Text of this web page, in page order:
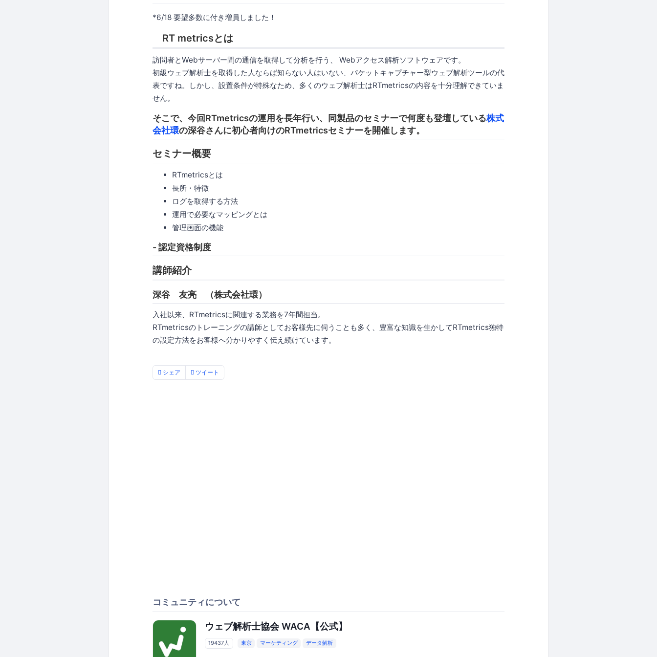
*6/18 要望多数に付き増員しました！
RT metricsとは
訪問者とWebサーバー間の通信を取得して分析を行う、 Webアクセス解析ソフトウェアです。
初級ウェブ解析士を取得した人ならば知らない人はいない、パケットキャプチャー型ウェブ解析ツールの代
表ですね。しかし、設置条件が特殊なため、多くのウェブ解析士はRTmetricsの内容を十分理解できていま
せん。
そこで、今回RTmetricsの運用を長年行い、同製品のセミナーで何度も登壇している株式
会社環の深谷さんに初心者向けのRTmetricsセミナーを開催します。
セミナー概要
RTmetricsとは
長所・特徴
ログを取得する方法
運用で必要なマッピングとは
管理画面の機能
- 認定資格制度
講師紹介
深谷 友亮 （株式会社環）
入社以来、RTmetricsに関連する業務を7年間担当。
RTmetricsのトレーニングの講師としてお客様先に伺うことも多く、豊富な知識を生かしてRTmetrics独特
の設定方法をお客様へ分かりやすく伝え続けています。
シェア ツイート
コミュニティについて
ウェブ解析士協会 WACA【公式】
19437人 東京 マーケティング データ解析